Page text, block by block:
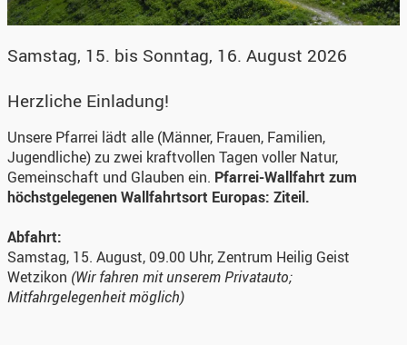
Samstag, 15. bis Sonntag, 16. August 2026
Herzliche Einladung!
Unsere Pfarrei lädt alle (Männer, Frauen, Familien,
Jugendliche) zu zwei kraftvollen Tagen voller Natur,
Gemeinschaft und Glauben ein. Pfarrei-Wallfahrt zum
höchstgelegenen Wallfahrtsort Europas: Ziteil.
Abfahrt:
Samstag, 15. August, 09.00 Uhr, Zentrum Heilig Geist
Wetzikon (Wir fahren mit unserem Privatauto;
Mitfahrgelegenheit möglich)